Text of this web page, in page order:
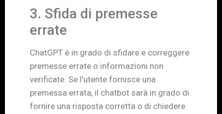
3. Sfida di premesse
errate
ChatGPT è in grado di sfidare e correggere
premesse errate o informazioni non
verificate. Se l’utente fornisce una
premessa errata, il chatbot sarà in grado di
fornire una risposta corretta o di chiedere